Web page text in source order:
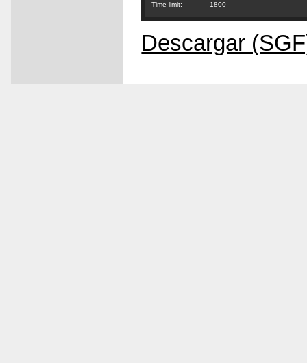
Time limit:
1800
Descargar